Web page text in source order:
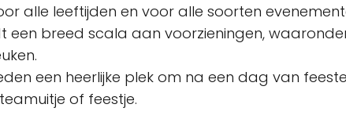
alle leeftijden en voor alle soorten
een breed scala aan voorzieningen,
een heerlijke plek om na een dag van
of feestje.